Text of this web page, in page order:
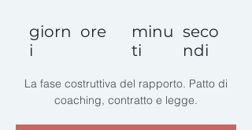
seco
ndi
minu
ti
ore
giorn
i
La fase costruttiva del rapporto. Patto di
coaching, contratto e legge.